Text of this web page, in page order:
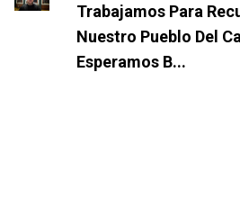
Trabajamos Para
Nuestro Pueblo Del
Esperamos B...